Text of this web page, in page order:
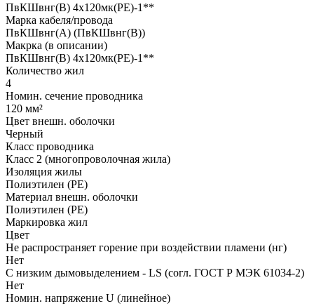
ПвКШвнг(B) 4x120мк(PE)-1**
Марка кабеля/провода
ПвКШвнг(А) (ПвКШвнг(B))
Макрка (в описании)
ПвКШвнг(B) 4x120мк(PE)-1**
Количество жил
4
Номин. сечение проводника
120 мм²
Цвет внешн. оболочки
Черный
Класс проводника
Класс 2 (многопроволочная жила)
Изоляция жилы
Полиэтилен (PE)
Материал внешн. оболочки
Полиэтилен (PE)
Маркировка жил
Цвет
Не распространяет горение при воздействии пламени (нг)
Нет
С низким дымовыделением - LS (согл. ГОСТ Р МЭК 61034-2)
Нет
Номин. напряжение U (линейное)